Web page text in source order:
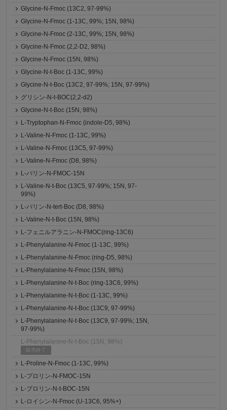
Glycine-N-Fmoc (13C2, 97-99%)
Glycine-N-Fmoc (1-13C, 99%; 15N, 98%)
Glycine-N-Fmoc (2-13C, 99%; 15N, 98%)
Glycine-N-Fmoc (2,2-D2, 98%)
Glycine-N-Fmoc (15N, 98%)
Glycine-N-t-Boc (1-13C, 99%)
Glycine-N-t-Boc (13C2, 97-99%; 15N, 97-99%)
グリシン-N-t-BOC(2,2-d2)
Glycine-N-t-Boc (15N, 98%)
L-Tryptophan-N-Fmoc (indole-D5, 98%)
L-Valine-N-Fmoc (1-13C, 99%)
L-Valine-N-Fmoc (13C5, 97-99%)
L-Valine-N-Fmoc (D8, 98%)
L-バリン-N-FMOC-15N
L-Valine-N-t-Boc (13C5, 97-99%; 15N, 97-
99%)
L-バリン-N-tert-Boc (D8, 98%)
L-Valine-N-t-Boc (15N, 98%)
L-フェニルアラニン-N-FMOC(ring-13C6)
L-Phenylalanine-N-Fmoc (1-13C, 99%)
L-Phenylalanine-N-Fmoc (ring-D5, 98%)
L-Phenylalanine-N-Fmoc (15N, 98%)
L-Phenylalanine-N-t-Boc (ring-13C6, 99%)
L-Phenylalanine-N-t-Boc (1-13C, 99%)
L-Phenylalanine-N-t-Boc (13C9, 97-99%)
L-Phenylalanine-N-t-Boc (13C9, 97-99%; 15N,
97-99%)
L-Phenylalanine-N-t-Boc (15N, 98%)
販売終了
L-Proline-N-Fmoc (1-13C, 99%)
L-プロリン-N-FMOC-15N
L-プロリン-N-t-BOC-15N
L-ロイシン-N-Fmoc (U-13C6, 95%+)